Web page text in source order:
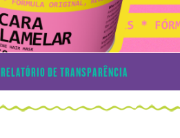
RELATÓRIO DE TRANSPARÊNCIA